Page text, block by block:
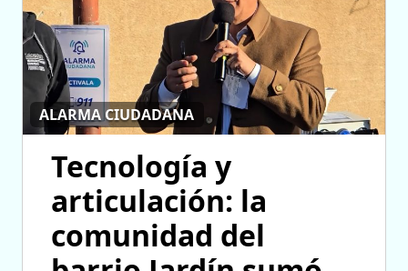
ALARMA CIUDADANA
Tecnología y
articulación: la
comunidad del